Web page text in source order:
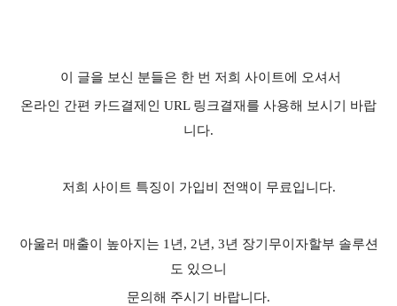
이 글을 보신 분들은 한 번 저희 사이트에 오셔서
온라인 간편 카드결제인 URL 링크결재를 사용해 보시기 바랍
니다.
저희 사이트 특징이 가입비 전액이 무료입니다.
아울러 매출이 높아지는 1년, 2년, 3년 장기무이자할부 솔루션
도 있으니
문의해 주시기 바랍니다.